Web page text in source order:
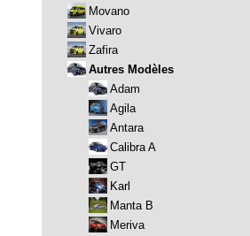
Movano
Vivaro
Zafira
Autres Modèles
Adam
Agila
Antara
Calibra A
GT
Karl
Manta B
Meriva